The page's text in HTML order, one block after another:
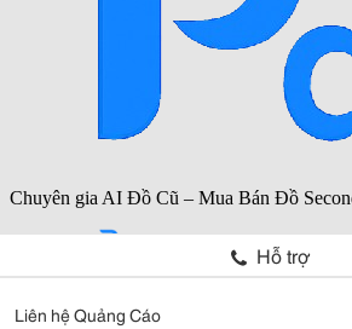
Hỗ trợ
Liên hệ Quảng Cáo